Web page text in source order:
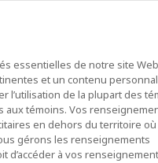
essentielles de notre site
et un contenu
l’utilisation de la plupart des
témoins. Vos
en dehors du territoire
gérons les renseignements
d’accéder à vos